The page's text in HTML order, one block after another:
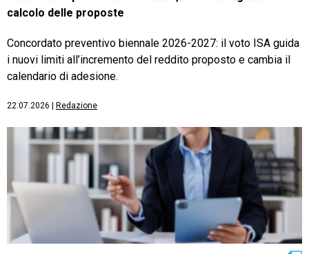
calcolo delle proposte
Concordato preventivo biennale 2026-2027: il voto ISA guida
i nuovi limiti all’incremento del reddito proposto e cambia il
calendario di adesione.
22.07.2026 Redazione